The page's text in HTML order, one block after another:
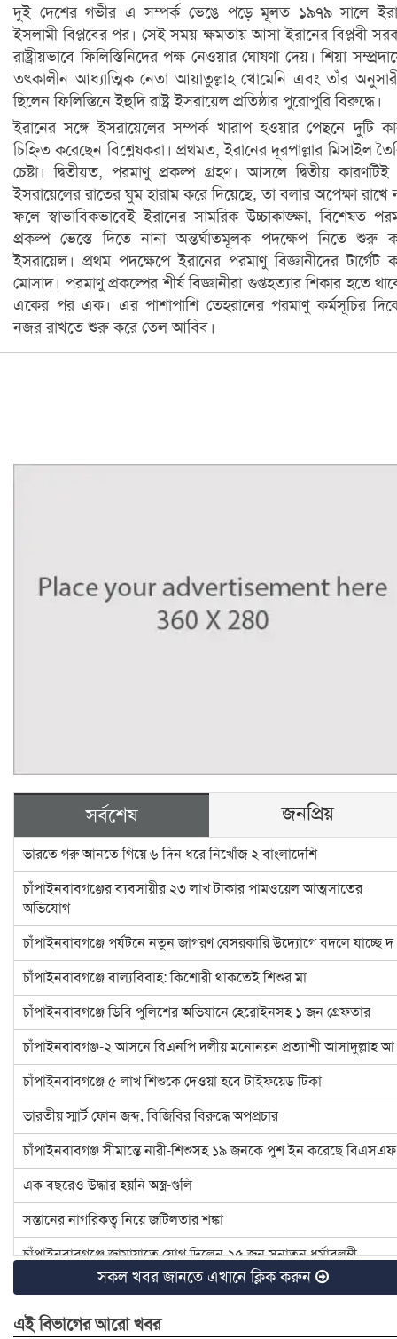
দুই দেশের গভীর এ সম্পর্ক ভেঙে পড়ে মূলত ১৯৭৯ সালে
ইসলামী বিপ্লবের পর। সেই সময় ক্ষমতায় আসা ইরানের বিপ্লবী
রাষ্ট্রীয়ভাবে ফিলিস্তিনিদের পক্ষ নেওয়ার ঘোষণা দেয়। শিয়া
তৎকালীন আধ্যাত্মিক নেতা আয়াতুল্লাহ খোমেনি এবং তাঁর
ছিলেন ফিলিস্তিনে ইহুদি রাষ্ট্র ইসরায়েল প্রতিষ্ঠার পুরোপুরি বিরুদ্ধে।
ইরানের সঙ্গে ইসরায়েলের সম্পর্ক খারাপ হওয়ার পেছনে দুটি
চিহ্নিত করেছেন বিশ্লেষকরা। প্রথমত, ইরানের দূরপাল্লার মিসাইল
চেষ্টা। দ্বিতীয়ত, পরমাণু প্রকল্প গ্রহণ। আসলে দ্বিতীয় কারণটিই
ইসরায়েলের রাতের ঘুম হারাম করে দিয়েছে, তা বলার অপেক্ষা রাখে
ফলে স্বাভাবিকভাবেই ইরানের সামরিক উচ্চাকাঙ্ক্ষা, বিশেষত
প্রকল্প ভেস্তে দিতে নানা অন্তর্ঘাতমূলক পদক্ষেপ নিতে শুরু
ইসরায়েল। প্রথম পদক্ষেপে ইরানের পরমাণু বিজ্ঞানীদের টার্গেট
মোসাদ। পরমাণু প্রকল্পের শীর্ষ বিজ্ঞানীরা গুপ্তহত্যার শিকার হতে
একের পর এক। এর পাশাপাশি তেহরানের পরমাণু কর্মসূচির
নজর রাখতে শুরু করে তেল আবিব।
সর্বশেষ জনপ্রিয়
ভারতে গরু আনতে গিয়ে ৬ দিন ধরে নিখোঁজ ২ বাংলাদেশি
চাঁপাইনবাবগঞ্জের ব্যবসায়ীর ২৩ লাখ টাকার পামওয়েল আত্মসাতের
অভিযোগ
চাঁপাইনবাবগঞ্জে পর্যটনে নতুন জাগরণ বেসরকারি উদ্যোগে বদলে যাচ্ছে দ
চাঁপাইনবাবগঞ্জে বাল্যবিবাহ: কিশোরী থাকতেই শিশুর মা
চাঁপাইনবাবগঞ্জে ডিবি পুলিশের অভিযানে হেরোইনসহ ১ জন গ্রেফতার
চাঁপাইনবাবগঞ্জ-২ আসনে বিএনপি দলীয় মনোনয়ন প্রত্যাশী আসাদুল্লাহ আ
চাঁপাইনবাবগঞ্জে ৫ লাখ শিশুকে দেওয়া হবে টাইফয়েড টিকা
ভারতীয় স্মার্ট ফোন জব্দ, বিজিবির বিরুদ্ধে অপপ্রচার
চাঁপাইনবাবগঞ্জ সীমান্তে নারী-শিশুসহ ১৯ জনকে পুশ ইন করেছে বিএসএফ
এক বছরেও উদ্ধার হয়নি অস্ত্র-গুলি
সন্তানের নাগরিকত্ব নিয়ে জটিলতার শঙ্কা
চাঁপাইনবাবগঞ্জে জামায়াতে যোগ দিলেন ২৫ জন সনাতন ধর্মাবলম্বী
চাঁপাইনবাবগঞ্জে বিটিসিএলের ৩৩ লাখ টাকা বকেয়া, মামলার সুপারিশ
৪ হত্যা মামলার আসামি ইউপি চেয়ারম্যান টিপু সাময়িক বরখাস্ত
সকল খবর জানতে এখানে ক্লিক করুন
এই বিভাগের আরো খবর